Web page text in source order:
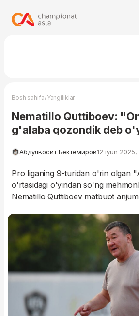
Bosh sahifa/Yangiliklar
Nematillo Quttiboev:
g'alaba qozondik deb
Абдулвосит Бектемиров12 iyun 2025,
Pro liganing 9-turidan o'rin olgan
o'rtasidagi o'yindan so'ng
Nematillo Quttiboev matbuot